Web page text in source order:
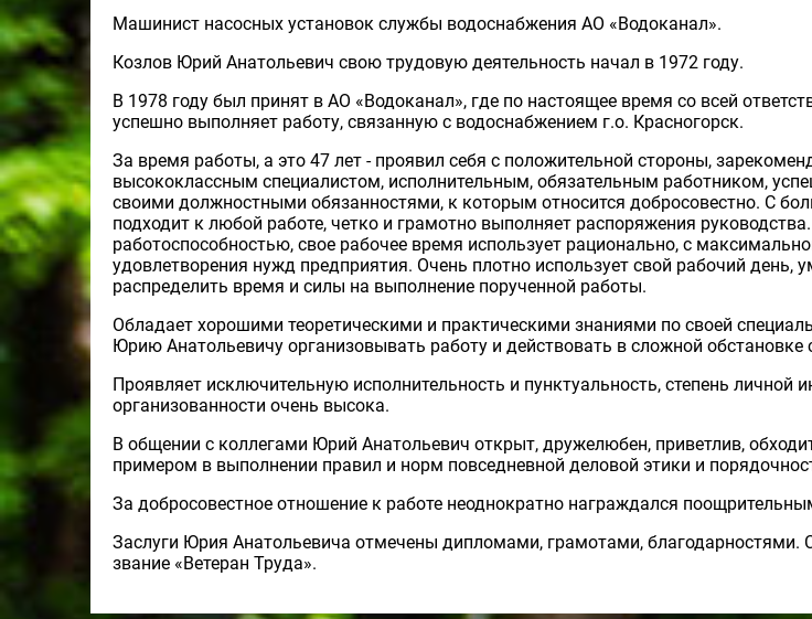
Машинист насосных установок службы водоснабжения АО «Водоканал».
Козлов Юрий Анатольевич свою трудовую деятельность начал в 1972 году.
В 1978 году был принят в АО «Водоканал», где по настоящее время со всей
успешно выполняет работу, связанную с водоснабжением г.о. Красногорск.
За время работы, а это 47 лет - проявил себя с положительной стороны,
высококлассным специалистом, исполнительным, обязательным работником,
своими должностными обязанностями, к которым относится добросовестно. С
подходит к любой работе, четко и грамотно выполняет распоряжения
работоспособностью, свое рабочее время использует рационально, с
удовлетворения нужд предприятия. Очень плотно использует свой рабочий день,
распределить время и силы на выполнение порученной работы.
Обладает хорошими теоретическими и практическими знаниями по своей
Юрию Анатольевичу организовывать работу и действовать в сложной обстановке
Проявляет исключительную исполнительность и пунктуальность, степень личной
организованности очень высока.
В общении с коллегами Юрий Анатольевич открыт, дружелюбен, приветлив,
примером в выполнении правил и норм повседневной деловой этики и
За добросовестное отношение к работе неоднократно награждался
Заслуги Юрия Анатольевича отмечены дипломами, грамотами, благодарностями.
звание «Ветеран Труда».